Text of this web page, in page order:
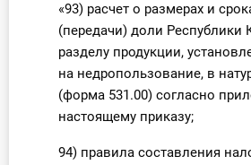
«93) расчет о размерах и
(передачи) доли Республики
разделу продукции,
на недропользование, в
(форма 531.00) согласно
настоящему приказу;
94) правила составления